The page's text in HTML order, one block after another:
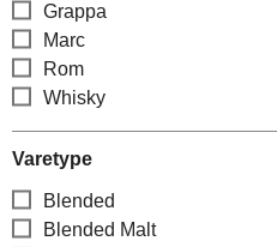
Grappa
Marc
Rom
Whisky
Varetype
Blended
Blended Malt